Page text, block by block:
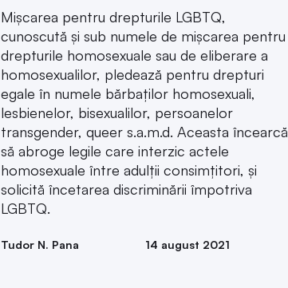
Mișcarea pentru drepturile LGBTQ,
cunoscută și sub numele de mișcarea pentru
drepturile homosexuale sau de eliberare a
homosexualilor, pledează pentru drepturi
egale în numele bărbaților homosexuali,
lesbienelor, bisexualilor, persoanelor
transgender, queer s.a.m.d. Aceasta încearcă
să abroge legile care interzic actele
homosexuale între adulții consimțitori, și
solicită încetarea discriminării împotriva
LGBTQ.
Tudor N. Pana 14 august 2021